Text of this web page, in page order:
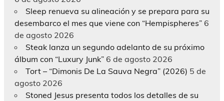
Sleep renueva su alineación y se prepara para su
desembarco el mes que viene con “Hempispheres” 6
de agosto 2026
Steak lanza un segundo adelanto de su próximo
álbum con “Luxury Junk” 6 de agosto 2026
Tort – “Dimonis De La Sauva Negra” (2026) 5 de
agosto 2026
Stoned Jesus presenta todos los detalles de su